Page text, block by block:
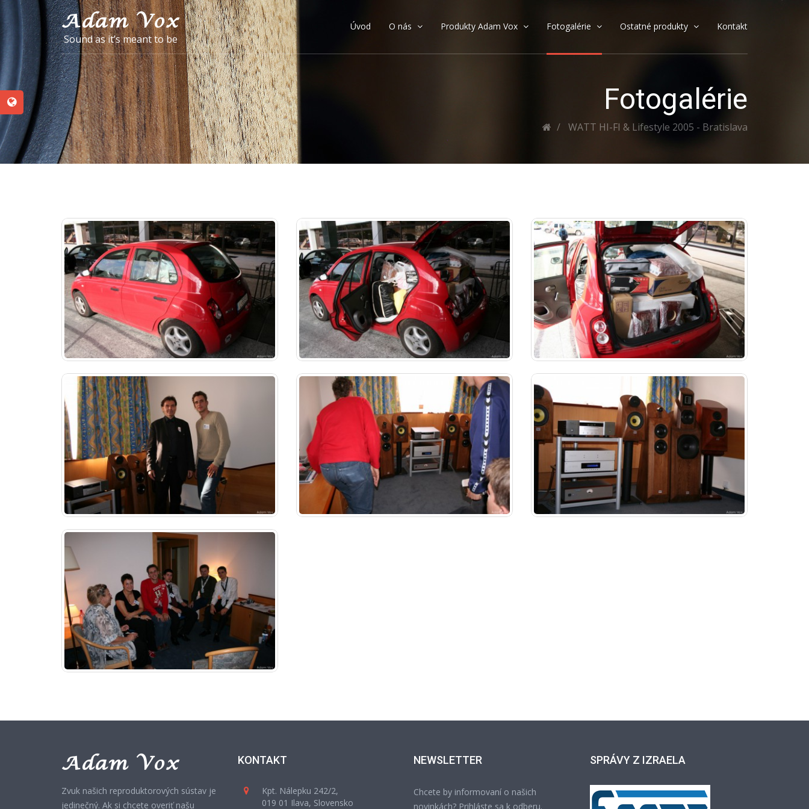
Sound as it’s meant to be
Úvod O nás Produkty Adam Vox Fotogalérie Ostatné produkty Kontakt
Fotogalérie
WATT HI-FI & Lifestyle 2005 - Bratislava
Zvuk našich reproduktorových sústav je
jedinečný. Ak si chcete overiť našu
KONTAKT
Kpt. Nálepku 242/2,
019 01 Ilava, Slovensko
NEWSLETTER
Chcete by informovaní o našich
novinkách? Prihláste sa k odberu.
SPRÁVY Z IZRAELA